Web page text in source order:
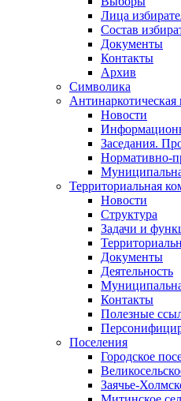
Лица
Состав
Документы
Контакты
Архив
Символика
Антинаркотическая
Новости
Заседания.
Нормативно-
Территориальная
Новости
Структура
Задачи и
Документы
Деятельность
Контакты
Полезные
Поселения
Городское
Заячье-